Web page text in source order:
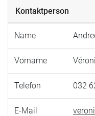
Kontaktperson
Name
Vorname
Telefon 032
E-Mail